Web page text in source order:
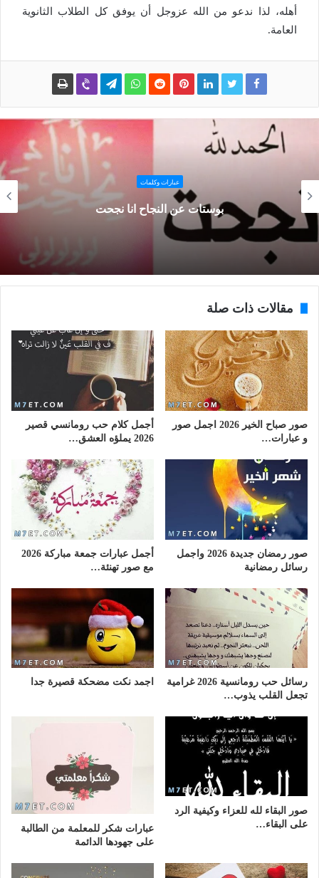
أهله، لذا ندعو من الله عزوجل أن يوفق كل الطلاب الثانوية
العامة.
عبارات وكلمات
بوستات عن النجاح انا نجحت
مقالات ذات صلة
صور صباح الخير 2026 اجمل صور
و عبارات…
أجمل كلام حب رومانسي قصير
2026 يملؤه العشق…
صور رمضان جديدة 2026 واجمل
رسائل رمضانية
أجمل عبارات جمعة مباركة 2026
مع صور تهنئة…
رسائل حب رومانسية 2026 غرامية
تجعل القلب يذوب…
اجمد نكت مضحكة قصيرة جدا
صور البقاء لله للعزاء وكيفية الرد
على البقاء…
عبارات شكر للمعلمة من الطالبة
على جهودها الدائمة